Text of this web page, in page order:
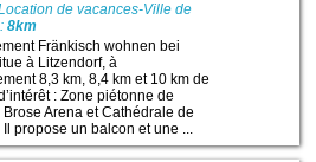
de vacances-Ville de
:8km
Fränkisch wohnen bei
à Litzendorf, à
8,3 km, 8,4 km et 10 km de
: Zone piétonne de
Brose Arena et Cathédrale de
Il propose un balcon et une ...